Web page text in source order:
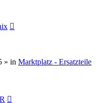
» in Marktplatz - Ersatzteile